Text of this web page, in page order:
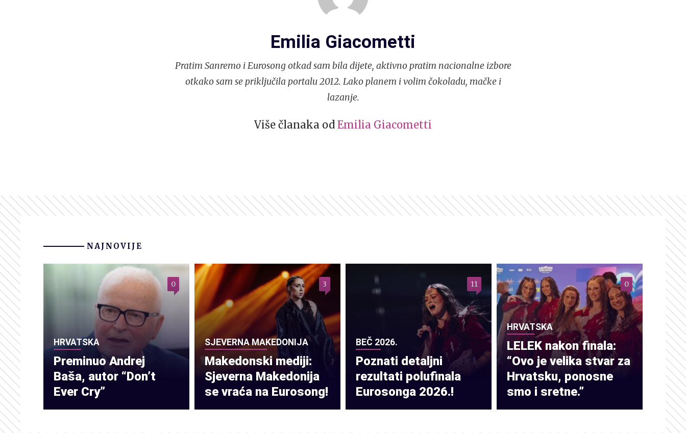
Emilia Giacometti
Pratim Sanremo i Eurosong otkad sam bila dijete, aktivno pratim nacionalne izbore
otkako sam se priključila portalu 2012. Lako planem i volim čokoladu, mačke i
lazanje.
Više članaka od Emilia Giacometti
NAJNOVIJE
HRVATSKA
Preminuo Andrej
Baša, autor “Don’t
Ever Cry”
0
SJEVERNA MAKEDONIJA
Makedonski mediji:
Sjeverna Makedonija
se vraća na Eurosong!
3
BEČ 2026.
Poznati detaljni
rezultati polufinala
Eurosonga 2026.!
11
HRVATSKA
LELEK nakon finala:
“Ovo je velika stvar za
Hrvatsku, ponosne
smo i sretne.”
0